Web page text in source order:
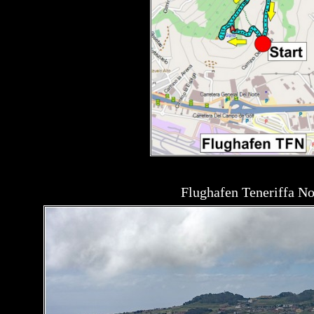
Flughafen Teneriffa